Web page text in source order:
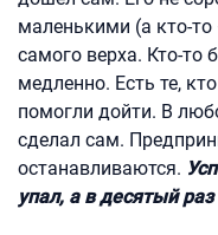
маленькими (а кто-
самого верха. Кто-то
медленно. Есть те,
помогли дойти. В
сделал сам.
останавливаются.
упал, а в десятый